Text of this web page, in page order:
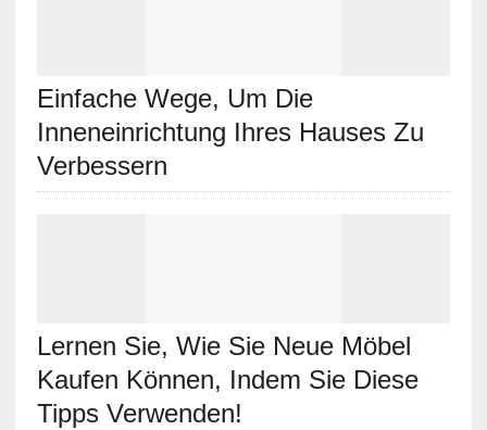
Einfache Wege, Um Die
Inneneinrichtung Ihres Hauses Zu
Verbessern
Lernen Sie, Wie Sie Neue Möbel
Kaufen Können, Indem Sie Diese
Tipps Verwenden!